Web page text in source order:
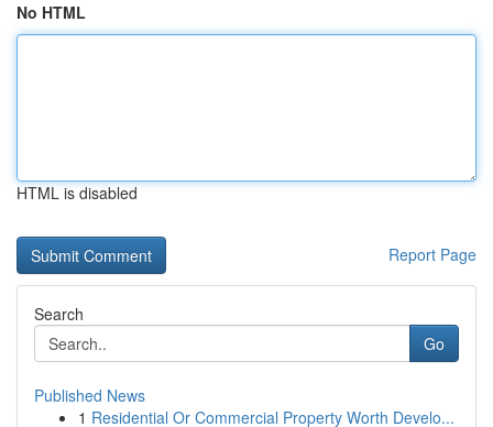
No HTML
HTML is disabled
Report Page
Search
Go
Published News
1 Residential Or Commercial Property Worth Develo...